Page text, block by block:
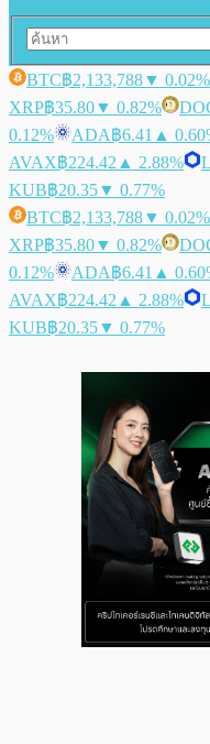
BTC฿2,133,788▼ 0.02%
XRP฿35.80▼ 0.82%
0.12%
ADA฿6.41 ▲
AVAX฿224.42 ▲ 2.88%
KUB฿20.35▼ 0.77%
BTC฿2,133,788▼ 0.02%
XRP฿35.80▼ 0.82%
0.12%
ADA฿6.41 ▲
AVAX฿224.42 ▲ 2.88%
KUB฿20.35▼ 0.77%